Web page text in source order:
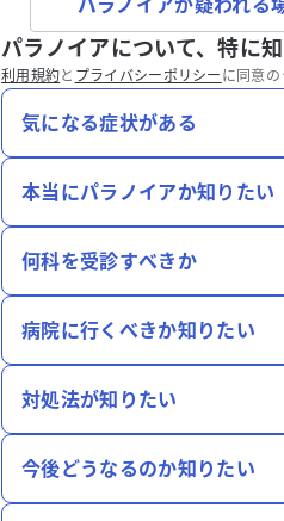
パラノイアが疑われる
パラノイアについて、特に
利用規約と プライバシーポリシー に同意
気になる症状がある
本当にパラノイアか知りたい
何科を受診すべきか
病院に行くべきか知りたい
対処法が知りたい
今後どうなるのか知りたい